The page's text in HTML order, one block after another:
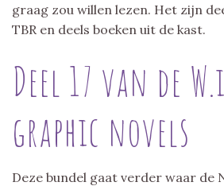
graag zou willen lezen. Het zijn
TBR en deels boeken uit de kast.
Deel 17 van de
graphic novels
Deze bundel gaat verder waar de